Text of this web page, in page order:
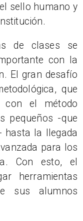
sello humano y
de clases se
con la
El gran desafío
que
con el método
pequeños -que
hasta la llegada
para los
Con esto, el
herramientas
sus alumnos